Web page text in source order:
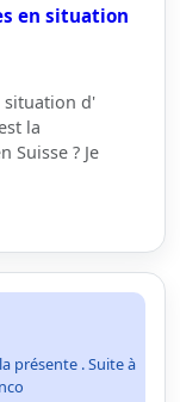
en situation
situation d'
la
Suisse ? Je
présente . Suite à